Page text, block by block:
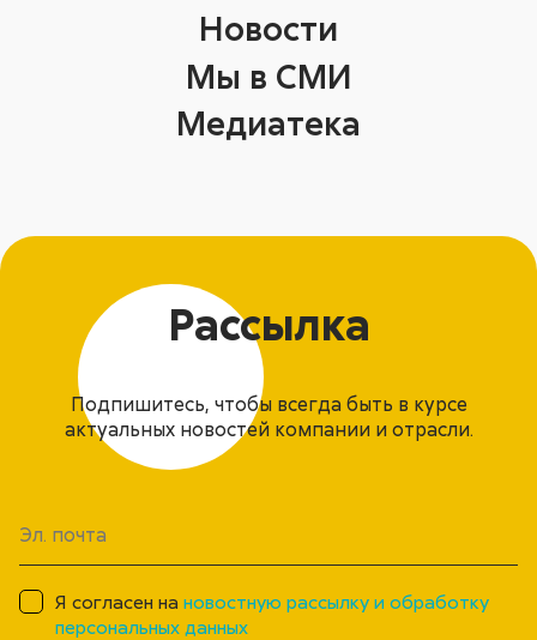
Новости
Мы в СМИ
Медиатека
Рассылка
Подпишитесь, чтобы всегда быть в курсе
актуальных новостей компании и отрасли.
Я согласен нановостную рассылку и обработку
персональных данных